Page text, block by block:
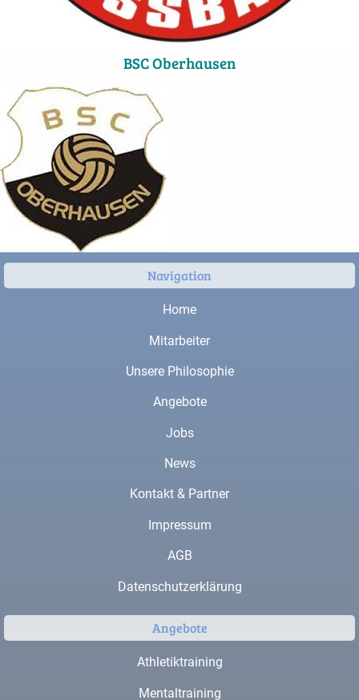
BSC Oberhausen
Navigation
Home
Mitarbeiter
Unsere Philosophie
Angebote
Jobs
News
Kontakt & Partner
Impressum
AGB
Datenschutzerklärung
Angebote
Athletiktraining
Mentaltraining